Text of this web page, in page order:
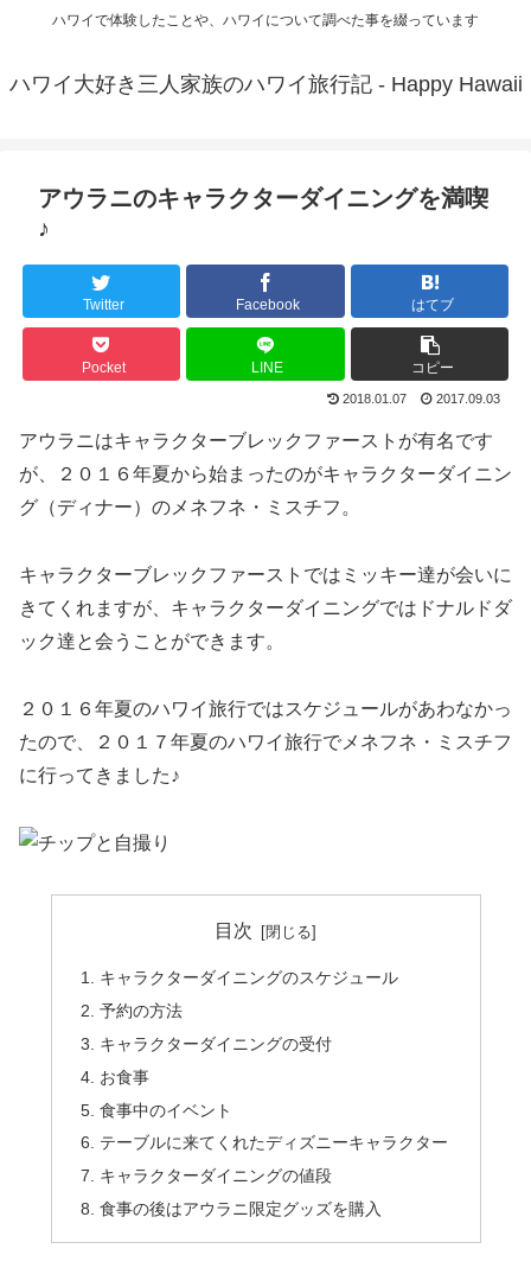
ハワイで体験したことや、ハワイについて調べた事を綴っています
ハワイ大好き三人家族のハワイ旅行記 - Happy Hawaii
アウラニのキャラクターダイニングを満喫
♪
Twitter Facebook はてブ
Pocket LINE コピー
2018.01.07 2017.09.03
アウラニはキャラクターブレックファーストが有名です
が、２０１６年夏から始まったのがキャラクターダイニン
グ（ディナー）のメネフネ・ミスチフ。
キャラクターブレックファーストではミッキー達が会いに
きてくれますが、キャラクターダイニングではドナルドダ
ック達と会うことができます。
２０１６年夏のハワイ旅行ではスケジュールがあわなかっ
たので、２０１７年夏のハワイ旅行でメネフネ・ミスチフ
に行ってきました♪
目次
キャラクターダイニングのスケジュール
予約の方法
キャラクターダイニングの受付
お食事
食事中のイベント
テーブルに来てくれたディズニーキャラクター
キャラクターダイニングの値段
食事の後はアウラニ限定グッズを購入